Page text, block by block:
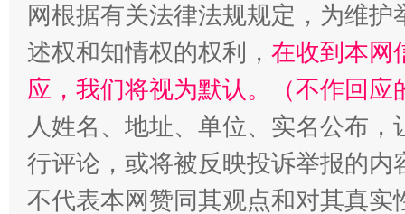
招工难、用工荒背后
网根据有关法律法规规定，为维
述权和知情权的权利， 在收到本网
应，我们将视为默认。（不作回应
人姓名、地址、单位、实名公布
行评论，或将被反映投诉举报的
不代表本网赞同其观点和对其真实